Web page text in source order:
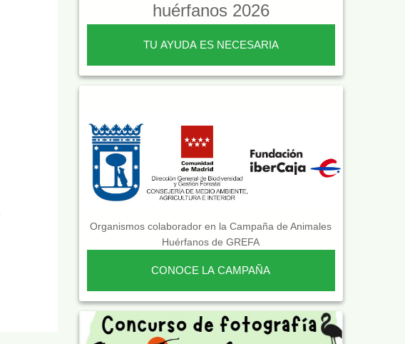
huérfanos 2026
TU AYUDA ES NECESARIA
Organismos colaborador en la Campaña de Animales
Huérfanos de GREFA
CONOCE LA CAMPAÑA